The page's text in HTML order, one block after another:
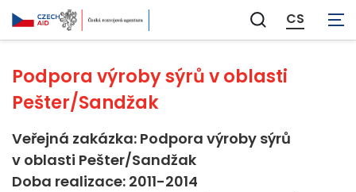
Zobrazit
vyhledávání
CS
Neaplikovatelné
Podpora výroby sýrů v oblasti
Pešter/Sandžak
Veřejná zakázka: Podpora výroby sýrů
v oblasti Pešter/Sandžak
Doba realizace: 2011-2014